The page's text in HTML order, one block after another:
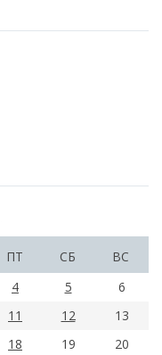
ПТ СБ
ВС
4 5
6
11 12
13
18 19
20